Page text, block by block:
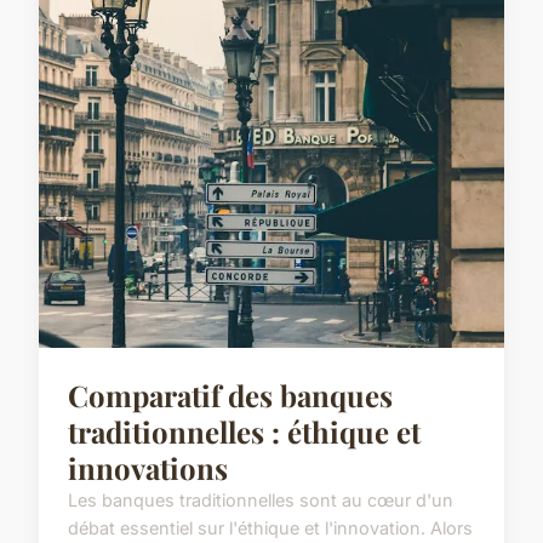
Comparatif des banques
traditionnelles : éthique et
innovations
Les banques traditionnelles sont au cœur d'un
débat essentiel sur l'éthique et l'innovation. Alors